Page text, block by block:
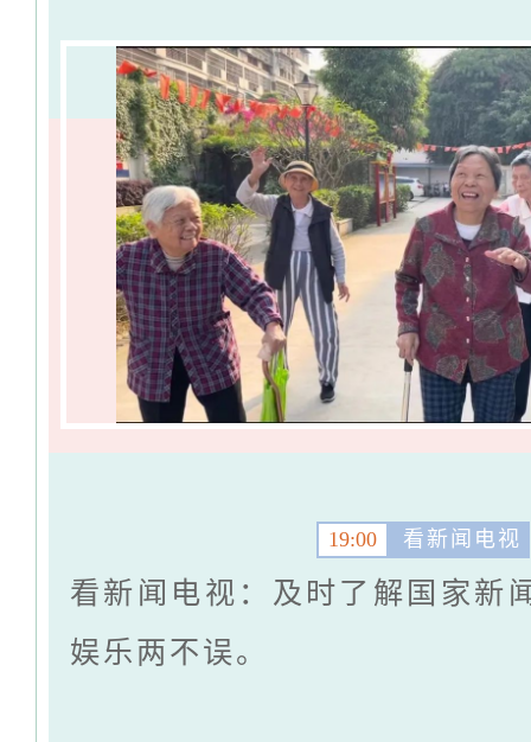
19:00 看新闻电视
看新闻电视：及时了解国家新
娱乐两不误。